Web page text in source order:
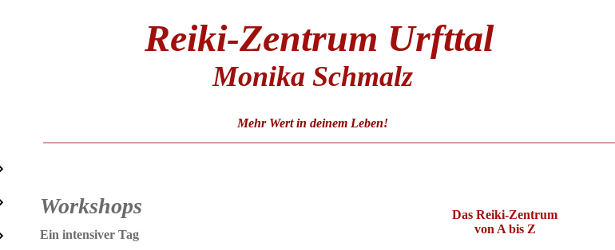
Reiki-Zentrum Urfttal
Monika Schmalz
Mehr Wert in deinem Leben!
Workshops
Ein intensiver Tag
Das Reiki-Zentrum
von A bis Z